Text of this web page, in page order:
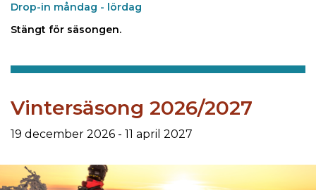
Drop-in måndag - lördag
Stängt för säsongen.
Vintersäsong 2026/2027
19 december 2026 - 11 april 2027